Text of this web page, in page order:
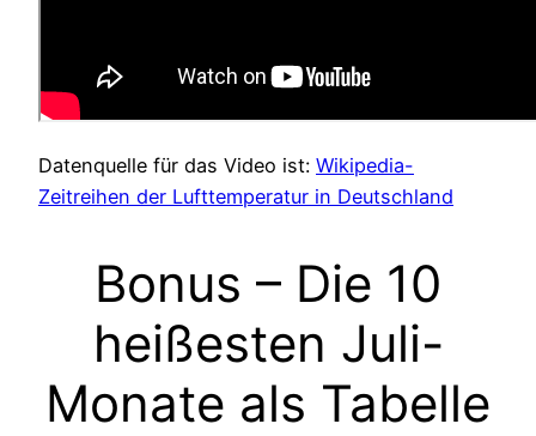
Datenquelle für das Video ist: Wikipedia-
Zeitreihen der Lufttemperatur in Deutschland
Bonus – Die 10
heißesten Juli-
Monate als Tabelle